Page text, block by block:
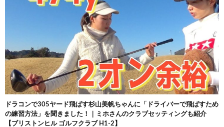
ドラコンで305ヤード飛ばす杉山美帆ちゃんに「ドライバーで飛ばすため
の練習方法」を聞きました！｜ミホさんのクラブセッティングも紹介
【ブリストンヒル ゴルフクラブ H1-2】